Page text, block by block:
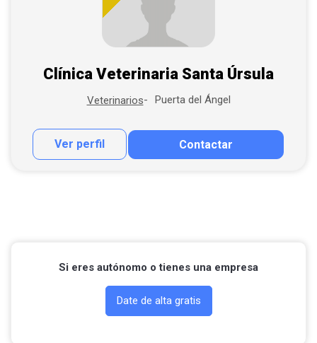
Clínica Veterinaria Santa Úrsula
Veterinarios Puerta del Ángel
Ver perfil Contactar
Contactar por correo
Si eres autónomo o tienes una empresa
Date de alta gratis